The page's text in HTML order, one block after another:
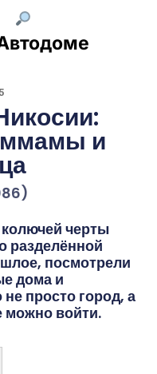
и
черты
разделённой
посмотрели
дома и
просто город, а
можно войти.